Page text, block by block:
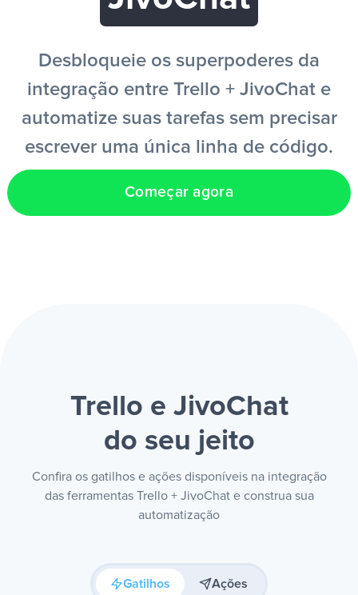
Desbloqueie os superpoderes da
integração entre Trello + JivoChat e
automatize suas tarefas sem precisar
escrever uma única linha de código.
Começar agora
Trello e JivoChat
do seu jeito
Confira os gatilhos e ações disponíveis na integração
das ferramentas Trello + JivoChat e construa sua
automatização
Gatilhos Ações